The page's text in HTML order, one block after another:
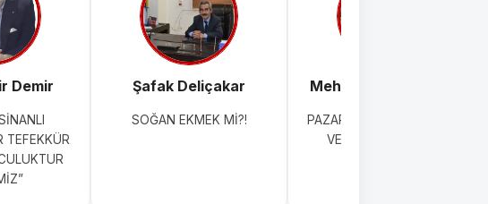
Demir
TEFEKKÜR
Şafak Deliçakar
SOĞAN EKMEK Mİ?!
Mehmet Topkaraoğlu
PAZAR GÜNÜ TIRAŞ ÇİLESİ
VE ÇÖZÜM ÖNERİSİ